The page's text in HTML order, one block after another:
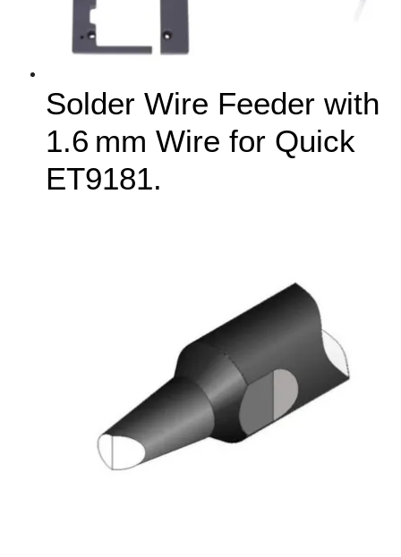
Solder Wire Feeder with
1.6 mm Wire for Quick
ET9181.